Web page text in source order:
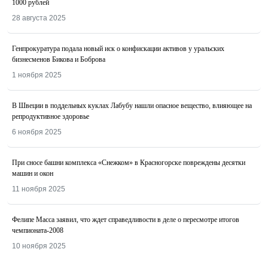
1000 рублей
28 августа 2025
Генпрокуратура подала новый иск о конфискации активов у уральских
бизнесменов Бикова и Боброва
1 ноября 2025
В Швеции в поддельных куклах Лабубу нашли опасное вещество, влияющее на
репродуктивное здоровье
6 ноября 2025
При сносе башни комплекса «Снежком» в Красногорске повреждены десятки
машин и окон
11 ноября 2025
Фелипе Масса заявил, что ждет справедливости в деле о пересмотре итогов
чемпионата-2008
10 ноября 2025